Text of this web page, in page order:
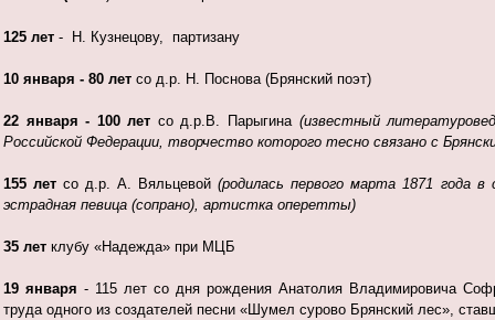
125 лет - Н. Кузнецову, партизану
10 января - 80 лет со д.р. Н. Поснова (Брянский поэт)
22 января - 100 лет со д.р.В. Парыгина (известный
Российской Федерации, творчество которого тесно связано с
155 лет со д.р. А. Вяльцевой(родилась первого марта 1871 года
эстрадная певица (сопрано), артистка оперетты)
35 лет клубу «Надежда» при МЦБ
19 января - 115 лет со дня рождения Анатолия Владимировича
труда одного из создателей песни «Шумел сурово Брянский лес»,